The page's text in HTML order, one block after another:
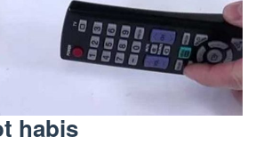
habis